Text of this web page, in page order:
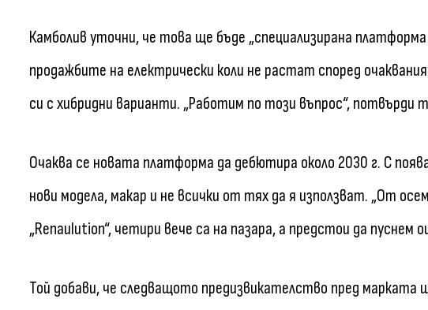
Камболив уточни, че това ще бъде „специализирана платформа
продажбите на електрически коли не растат според
си с хибридни варианти. „Работим по този въпрос“, потвърди
Очаква се новата платформа да дебютира около 2030 г. С
нови модела, макар и не всички от тях да я използват. „От
„Renaulution“, четири вече са на пазара, а предстои да пуснем
Той добави, че следващото предизвикателство пред марката